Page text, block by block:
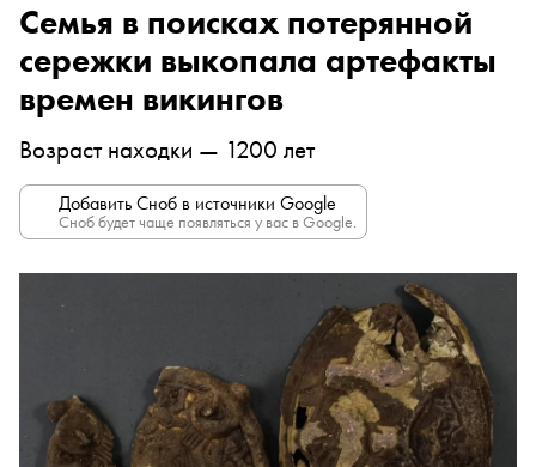
Семья в поисках потерянной
сережки выкопала артефакты
времен викингов
Возраст находки — 1200 лет
Добавить Сноб в источники Google
Сноб будет чаще появляться у вас в Google.